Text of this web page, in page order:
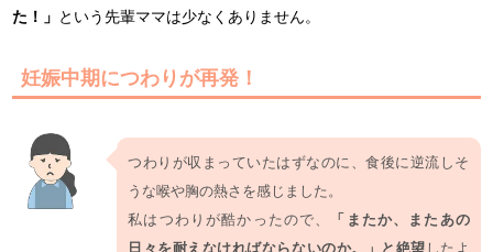
た！」 という先輩ママは少なくありません。
妊娠中期につわりが再発！
つわりが収まっていたはずなのに、食後に逆流しそ
うな喉や胸の熱さを感じました。
私はつわりが酷かったので、
「またか、またあの
日々を耐えなければならないのか。」と絶望 したよ